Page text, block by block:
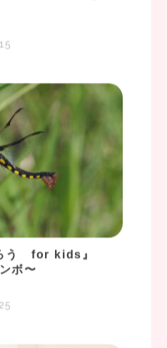
う for kids』
ボ〜